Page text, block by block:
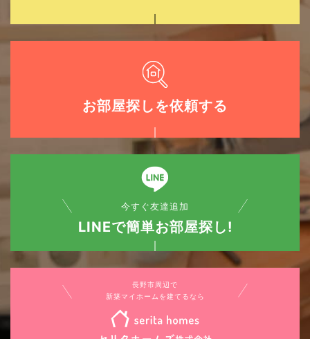
お部屋探しを依頼する
今すぐ友達追加
LINEで簡単お部屋探し!
長野市周辺で
新築マイホームを建てるなら